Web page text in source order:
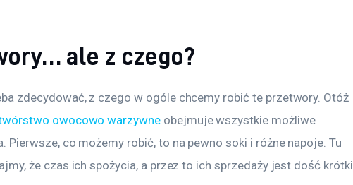
ale z czego?
zdecydować, z czego w ogóle chcemy robić te przetwory. Otóż
owocowo warzywne obejmuje wszystkie możliwe
Pierwsze, co możemy robić, to na pewno soki i różne napoje. Tu
że czas ich spożycia, a przez to ich sprzedaży jest dość krótki.